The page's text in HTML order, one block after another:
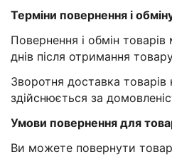
Терміни повернення і
Повернення і обмін
днів після отримання
Зворотня доставка товарів
здійснюється за
Умови повернення для
Ви можете повернути